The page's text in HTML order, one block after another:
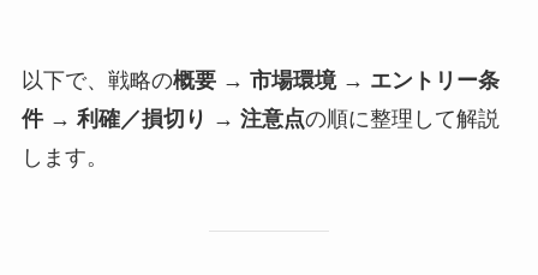
以下で、戦略の概要 → 市場環境 → エントリー条
件 → 利確／損切り → 注意点の順に整理して解説
します。